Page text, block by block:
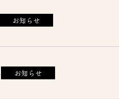
お知らせ
お知らせ